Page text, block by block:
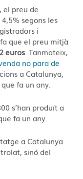
el preu de
segons les
i
que el preu mitjà
euros . Tanmateix,
no para de
a Catalunya,
fa un any.
s’han produït a
fa un any.
a Catalunya
sinó del